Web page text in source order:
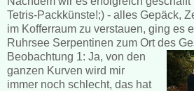
Tetris-Packkünste!;) - alles Gepäck,
im Kofferraum zu verstauen, ging es
Ruhrsee Serpentinen zum Ort des
Beobachtung 1: Ja, von den
ganzen Kurven wird mir
immer noch schlecht, das hat